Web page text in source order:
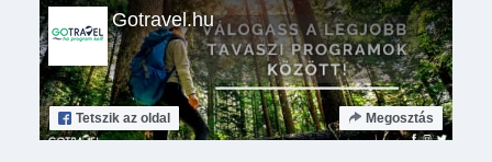
Gotravel.hu
Tetszik az oldal Megosztás